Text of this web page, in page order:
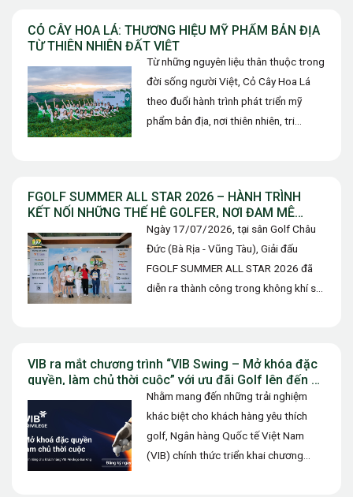
CỎ CÂY HOA LÁ: THƯƠNG HIỆU MỸ PHẨM BẢN ĐỊA
TỪ THIÊN NHIÊN ĐẤT VIỆT
Từ những nguyên liệu thân thuộc trong
đời sống người Việt, Cỏ Cây Hoa Lá
theo đuổi hành trình phát triển mỹ
phẩm bản địa, nơi thiên nhiên, tri
FGOLF SUMMER ALL STAR 2026 – HÀNH TRÌNH
KẾT NỐI NHỮNG THẾ HỆ GOLFER, NƠI ĐAM MÊ
ĐƯỢC TIẾP NỐI VÀ TỎA SÁNGNgày 17/07/2026, tại sân Golf Châu
Đức (Bà Rịa - Vũng Tàu), Giải đấu
FGOLF SUMMER ALL STAR 2026 đã
diễn ra thành công trong không khí sôi
VIB ra mắt chương trình “VIB Swing – Mở khóa đặc
quyền, làm chủ thời cuộc” với ưu đãi Golf lên đến 10
Nhằm mang đến những trải nghiệm
khác biệt cho khách hàng yêu thích
golf, Ngân hàng Quốc tế Việt Nam
(VIB) chính thức triển khai chương